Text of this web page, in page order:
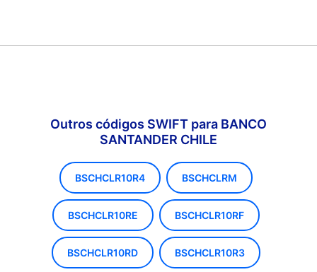
Outros códigos SWIFT para BANCO
SANTANDER CHILE
BSCHCLR10R4 BSCHCLRM
BSCHCLR10RE BSCHCLR10RF
BSCHCLR10RD BSCHCLR10R3